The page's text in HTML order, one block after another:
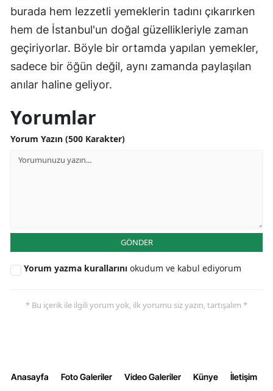
burada hem lezzetli yemeklerin tadını çıkarırken
hem de İstanbul'un doğal güzellikleriyle zaman
geçiriyorlar. Böyle bir ortamda yapılan yemekler,
sadece bir öğün değil, aynı zamanda paylaşılan
anılar haline geliyor.
Yorumlar
Yorum Yazın (500 Karakter)
GÖNDER
Yorum yazma kurallarını okudum ve kabul ediyorum
* Bu içerik ile ilgili yorum yok, ilk yorumu siz yazın, tartışalım *
Anasayfa Foto Galeriler Video Galeriler Künye İletişim